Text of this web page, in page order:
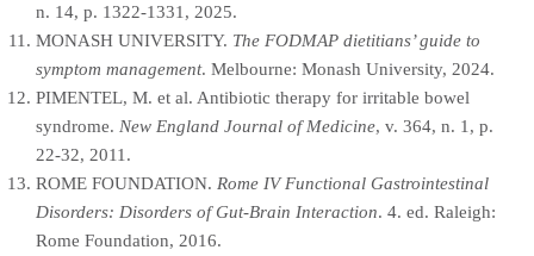
n. 14, p. 1322-1331, 2025.
MONASH UNIVERSITY. The FODMAP dietitians’ guide to
symptom management. Melbourne: Monash University, 2024.
PIMENTEL, M. et al. Antibiotic therapy for irritable bowel
syndrome. New England Journal of Medicine, v. 364, n. 1, p.
22-32, 2011.
ROME FOUNDATION. Rome IV Functional Gastrointestinal
Disorders: Disorders of Gut-Brain Interaction. 4. ed. Raleigh:
Rome Foundation, 2016.